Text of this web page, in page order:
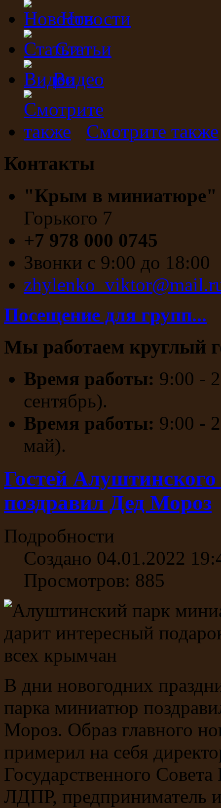
Новости
Статьи
Видео
Смотрите также
Контакты
"Крым в
Горького 7
+7 978 000 0745
Звонки с 9:00 до 18:00
Посещение для групп...
Мы работаем круглый
Время работы: 9:00 -
сентябрь).
Время работы: 9:00 -
май).
Гостей
поздравил Дед Мороз
Подробности
Создано 04.01.2022
Просмотров: 885
В дни новогодних
парка миниатюр
Мороз. Образ главного
примерил на себя
Государственного
ЛДПР, предприниматель